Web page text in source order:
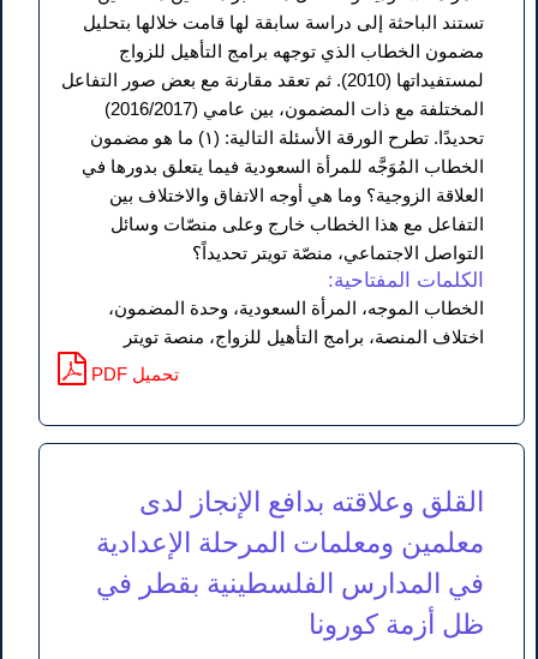
تستند الباحثة إلى دراسة سابقة لها قامت خلالها بتحليل
مضمون الخطاب الذي توجهه برامج التأهيل للزواج
لمستفيداتها (2010). ثم تعقد مقارنة مع بعض صور التفاعل
المختلفة مع ذات المضمون، بين عامي (2016/2017)
تحديدًا. تطرح الورقة الأسئلة التالية: (١) ما هو مضمون
الخطاب المُوَجَّه للمرأة السعودية فيما يتعلق بدورها في
العلاقة الزوجية؟ وما هي أوجه الاتفاق والاختلاف بين
التفاعل مع هذا الخطاب خارج وعلى منصّات وسائل
التواصل الاجتماعي، منصّة تويتر تحديداً؟
الكلمات المفتاحية:
الخطاب الموجه، المرأة السعودية، وحدة المضمون،
اختلاف المنصة، برامج التأهيل للزواج، منصة تويتر
PDF تحميل
القلق وعلاقته بدافع الإنجاز لدى
معلمين ومعلمات المرحلة الإعدادية
في المدارس الفلسطينية بقطر في
ظل أزمة كورونا